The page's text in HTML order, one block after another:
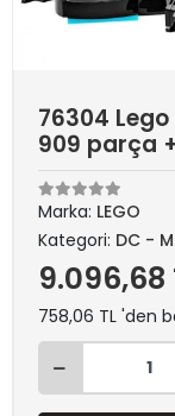
76304
909 parça
Marka: LEGO
Kategori: DC -
9.096,68
758,06 TL 'den